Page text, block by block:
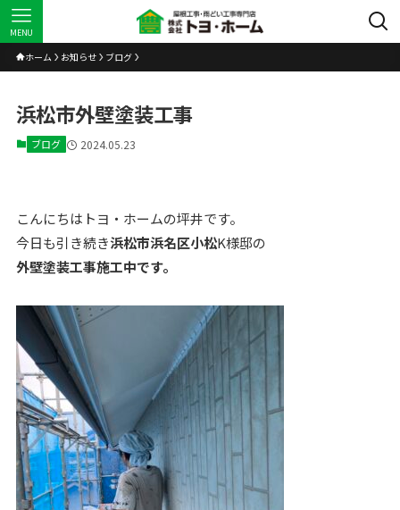
MENU
ホーム お知らせ ブログ
浜松市外壁塗装工事
ブログ 2024.05.23
こんにちはトヨ・ホームの坪井です。
今日も引き続き浜松市浜名区小松K様邸の
外壁塗装工事施工中です。